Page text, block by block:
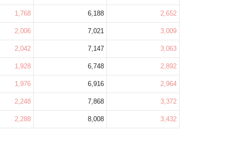
1,768 6,188 2,652
2,006 7,021 3,009
2,042 7,147 3,063
1,928 6,748 2,892
1,976 6,916 2,964
2,248 7,868 3,372
2,288 8,008 3,432